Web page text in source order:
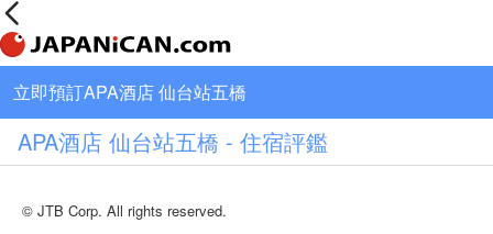
立即預訂APA酒店 仙台站五橋
APA酒店 仙台站五橋 - 住宿評鑑
© JTB Corp. All rights reserved.